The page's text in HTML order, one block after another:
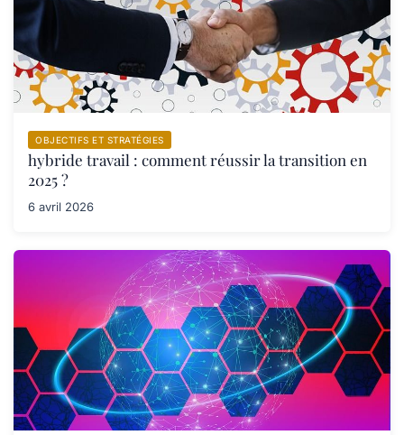
OBJECTIFS ET STRATÉGIES
hybride travail : comment réussir la transition en
2025 ?
6 avril 2026